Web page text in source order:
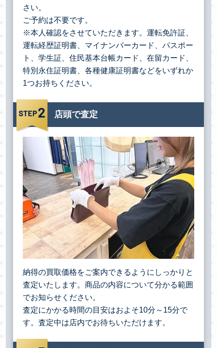
さい。
ご予約は不要です。
※本人確認をさせていただきます。運転免許証、
運転経歴証明書、マイナンバーカード、パスポー
ト、学生証、住民基本台帳カード、在留カード、
特別永住証明書、各種健康証明書などをいずれか
1つお持ちください。
店頭で査定
納得の買取価格をご案内できるようにしっかりと
査定いたします。商品の内容について分かる範囲
でお知らせください。
査定にかかる時間の目安はおよそ10分～15分で
す。査定中は店内でお待ちいただけます。